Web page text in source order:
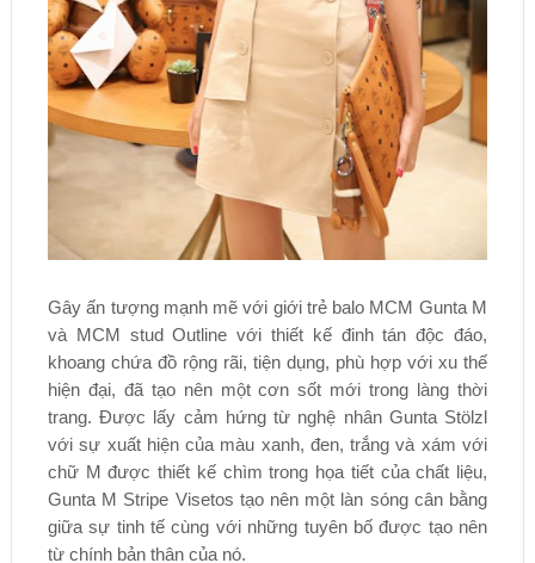
Gây ấn tượng mạnh mẽ với giới trẻ balo MCM Gunta M
và MCM stud Outline với thiết kế đinh tán độc đáo,
khoang chứa đồ rộng rãi, tiện dụng, phù hợp với xu thế
hiện đại, đã tạo nên một cơn sốt mới trong làng thời
trang. Được lấy cảm hứng từ nghệ nhân Gunta Stölzl
với sự xuất hiện của màu xanh, đen, trắng và xám với
chữ M được thiết kế chìm trong họa tiết của chất liệu,
Gunta M Stripe Visetos tạo nên một làn sóng cân bằng
giữa sự tinh tế cùng với những tuyên bố được tạo nên
từ chính bản thân của nó.